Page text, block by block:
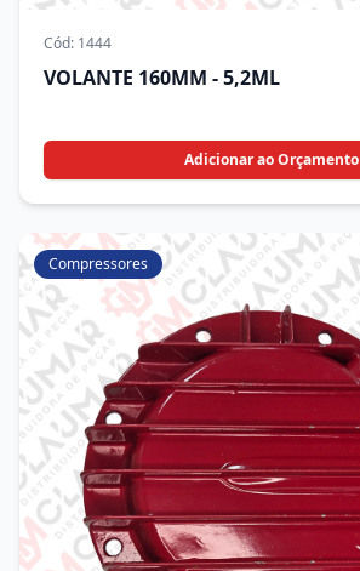
Cód: 1444
VOLANTE 160MM - 5,2ML
Adicionar ao Orçamento
Compressores